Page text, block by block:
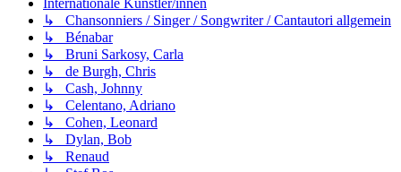
Internationale Künstler/innen
↳ Chansonniers / Singer / Songwriter / Cantautori allgemein
↳ Bénabar
↳ Bruni Sarkosy, Carla
↳ de Burgh, Chris
↳ Cash, Johnny
↳ Celentano, Adriano
↳ Cohen, Leonard
↳ Dylan, Bob
↳ Renaud